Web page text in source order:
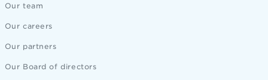
Our team
Our careers
Our partners
Our Board of directors